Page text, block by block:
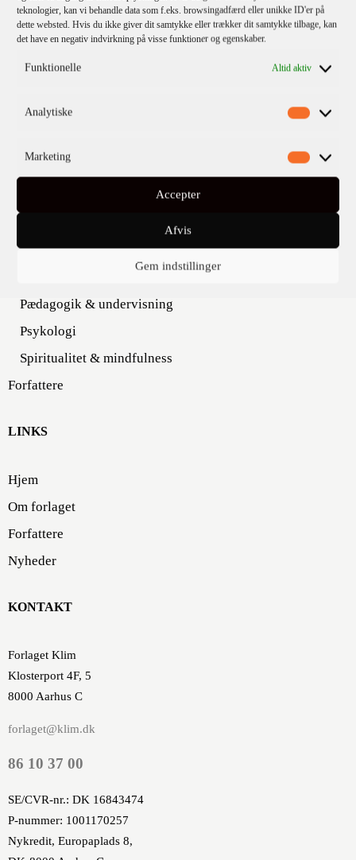
teknologier, kan vi behandle data som f.eks. browsingadfærd eller unikke ID'er på
dette websted. Hvis du ikke giver dit samtykke eller trækker dit samtykke tilbage, kan
det have en negativ indvirkning på visse funktioner og egenskaber.
Funktionelle Altid aktiv
Analytiske
Marketing
Accepter
Afvis
Gem indstillinger
Kommende titler
Fiktion
Børn & unge
Krimi
Naturvidenskab
Pædagogik & undervisning
Psykologi
Spiritualitet & mindfulness
Forfattere
LINKS
Hjem
Om forlaget
Forfattere
Nyheder
KONTAKT
Forlaget Klim
Klosterport 4F, 5
8000 Aarhus C
forlaget@klim.dk
86 10 37 00
SE/CVR-nr.: DK 16843474
P-nummer: 1001170257
Nykredit, Europaplads 8,